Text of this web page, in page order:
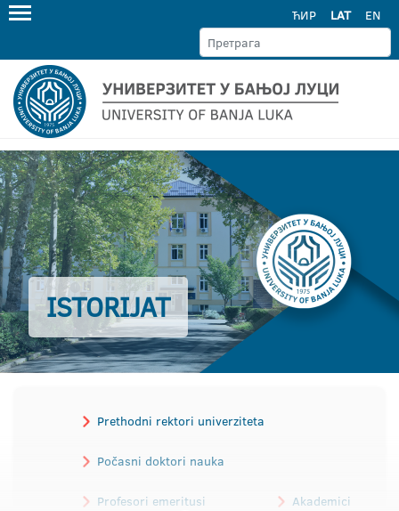
ЋИР LAT EN
ISTORIJAT
Prethodni rektori univerziteta
Počasni doktori nauka
Profesori emeritusi Akademici